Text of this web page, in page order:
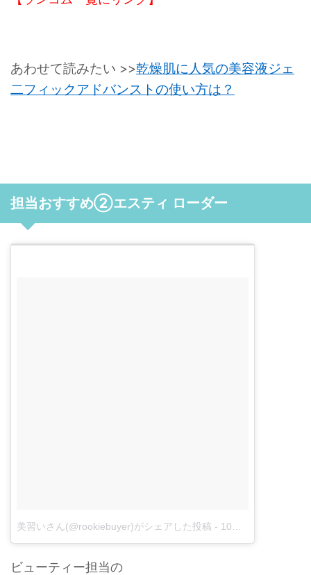
あわせて読みたい >>乾燥肌に人気の美容液ジェ
二フィックアドバンストの使い方は？
担当おすすめ②エスティ ローダー
美習いさん(@rookiebuyer)がシェアした投稿 - 10月 20, 2017 at 4:34午後 PDT
ビューティー担当の